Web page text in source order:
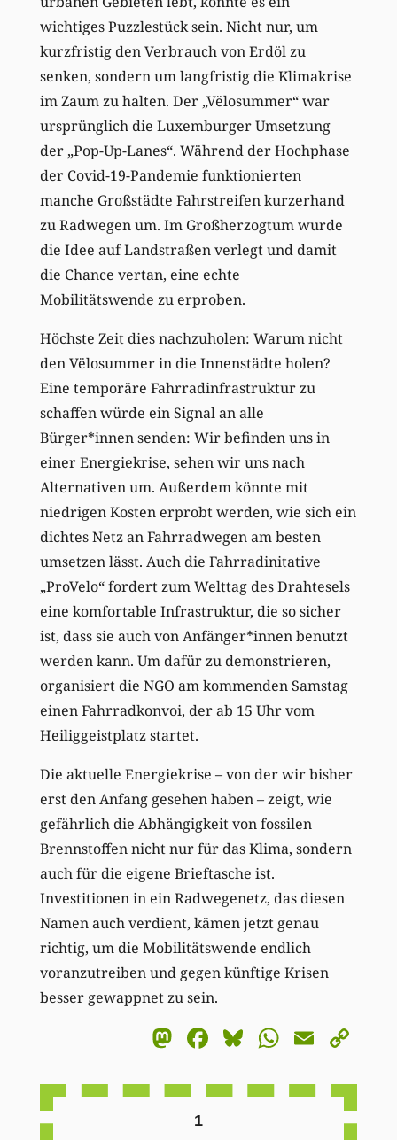
wichtiges Puzzlestück sein. Nicht nur, um
kurzfristig den Verbrauch von Erdöl zu
senken, sondern um langfristig die Klimakrise
im Zaum zu halten. Der „Vëlosummer“ war
ursprünglich die Luxemburger Umsetzung
der „Pop-Up-Lanes“. Während der Hochphase
der Covid-19-Pandemie funktionierten
manche Großstädte Fahrstreifen kurzerhand
zu Radwegen um. Im Großherzogtum wurde
die Idee auf Landstraßen verlegt und damit
die Chance vertan, eine echte
Mobilitätswende zu erproben.
Höchste Zeit dies nachzuholen: Warum nicht
den Vëlosummer in die Innenstädte holen?
Eine temporäre Fahrradinfrastruktur zu
schaffen würde ein Signal an alle
Bürger*innen senden: Wir befinden uns in
einer Energiekrise, sehen wir uns nach
Alternativen um. Außerdem könnte mit
niedrigen Kosten erprobt werden, wie sich ein
dichtes Netz an Fahrradwegen am besten
umsetzen lässt. Auch die Fahrradinitative
„ProVelo“ fordert zum Welttag des Drahtesels
eine komfortable Infrastruktur, die so sicher
ist, dass sie auch von Anfänger*innen benutzt
werden kann. Um dafür zu demonstrieren,
organisiert die NGO am kommenden Samstag
einen Fahrradkonvoi, der ab 15 Uhr vom
Heiliggeistplatz startet.
Die aktuelle Energiekrise – von der wir bisher
erst den Anfang gesehen haben – zeigt, wie
gefährlich die Abhängigkeit von fossilen
Brennstoffen nicht nur für das Klima, sondern
auch für die eigene Brieftasche ist.
Investitionen in ein Radwegenetz, das diesen
Namen auch verdient, kämen jetzt genau
richtig, um die Mobilitätswende endlich
voranzutreiben und gegen künftige Krisen
besser gewappnet zu sein.
Mastodon
Facebook
BlueskyEmail
1